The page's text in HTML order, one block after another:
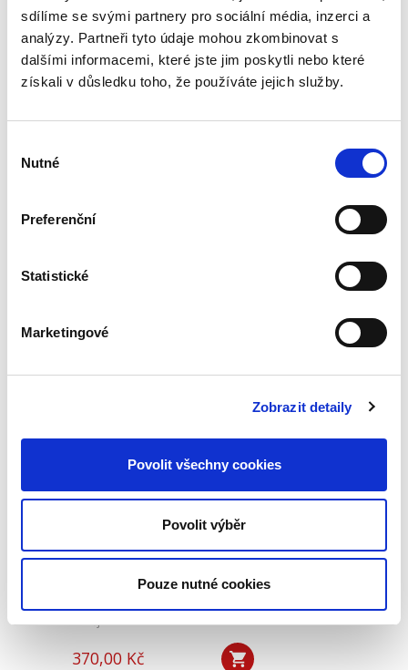
sdílíme se svými partnery pro sociální média, inzerci a
analýzy. Partneři tyto údaje mohou zkombinovat s
dalšími informacemi, které jste jim poskytli nebo které
získali v důsledku toho, že používáte jejich služby.
souhlasu
Nutné
Preferenční
Statistické
Marketingové
Zobrazit detaily
Povolit všechny cookies
Povolit výběr
Pouze nutné cookies
mezi pracovním a...
Moderní soutěžní
1 490,00 Kč
kombinuje právní a ekonomický pohled na
soutěže. Kniha přináší komplexní a detailní
Postavení
zaměstnance v
měnícím se světě
závislé práce se
zaměřením na
Matěj Tkadlec
370,00 Kč